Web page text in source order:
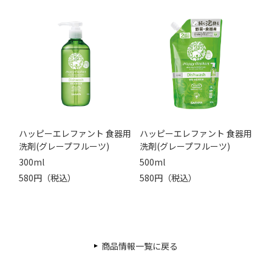
ハッピーエレファント 食器用
洗剤(グレープフルーツ)
300ml
580円（税込）
ハッピーエレファント 食器用
洗剤(グレープフルーツ)
500ml
580円（税込）
商品情報一覧に戻る